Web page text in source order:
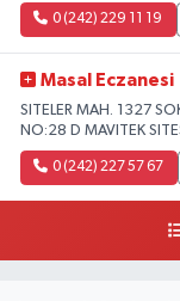
0 (242) 229 11 19
Masal Eczanesi
SITELER MAH. 1327
NO:28 D MAVITEK
0 (242) 227 57 67